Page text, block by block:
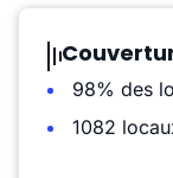
98% des
1082